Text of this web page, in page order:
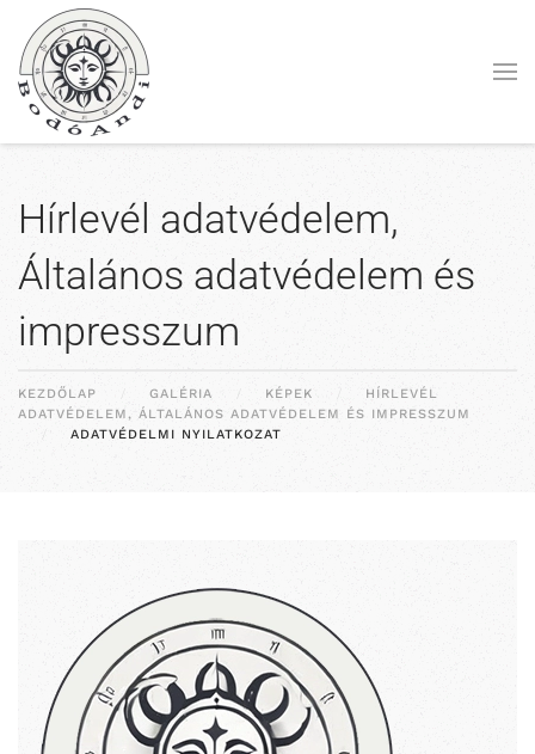
Fő tartalom átugrása
Hírlevél adatvédelem,
Általános adatvédelem és
impresszum
KEZDŐLAP GALÉRIA KÉPEK
HÍRLEVÉL
ADATVÉDELEM, ÁLTALÁNOS ADATVÉDELEM ÉS IMPRESSZUM
ADATVÉDELMI NYILATKOZAT